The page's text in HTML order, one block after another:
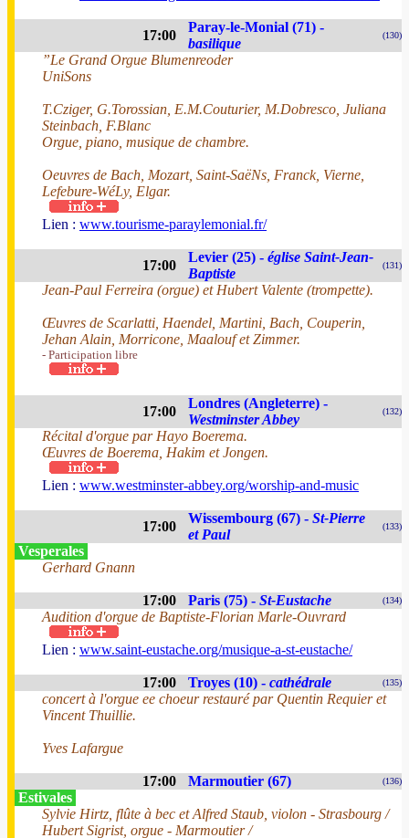
17:00
Paray-le-Monial (71) -
basilique
(130)
”Le Grand Orgue Blumenreoder
UniSons
T.Cziger, G.Torossian, E.M.Couturier, M.Dobresco, Juliana
Steinbach, F.Blanc
Orgue, piano, musique de chambre.
Oeuvres de Bach, Mozart, Saint-SaëNs, Franck, Vierne,
Lefebure-WéLy, Elgar.
Lien : www.tourisme-paraylemonial.fr/
17:00
Levier (25) - église Saint-Jean-
Baptiste
(131)
Jean-Paul Ferreira (orgue) et Hubert Valente (trompette).
Œuvres de Scarlatti, Haendel, Martini, Bach, Couperin,
Jehan Alain, Morricone, Maalouf et Zimmer.
- Participation libre
17:00
Londres (Angleterre) -
Westminster Abbey
(132)
Récital d'orgue par Hayo Boerema.
Œuvres de Boerema, Hakim et Jongen.
Lien : www.westminster-abbey.org/worship-and-music
17:00
Wissembourg (67) - St-Pierre
et Paul
(133)
Vesperales
Gerhard Gnann
17:00 Paris (75) - St-Eustache (134)
Audition d'orgue de Baptiste-Florian Marle-Ouvrard
Lien : www.saint-eustache.org/musique-a-st-eustache/
17:00 Troyes (10) - cathédrale (135)
concert à l'orgue ee choeur restauré par Quentin Requier et
Vincent Thuillie.
Yves Lafargue
17:00 Marmoutier (67) (136)
Estivales
Sylvie Hirtz, flûte à bec et Alfred Staub, violon - Strasbourg /
Hubert Sigrist, orgue - Marmoutier /